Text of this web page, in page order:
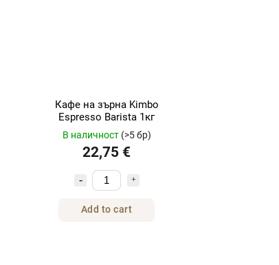
Кафе на зърна Kimbo
Espresso Barista 1кг
В наличност (>5 бр)
22,75 €
Add to cart